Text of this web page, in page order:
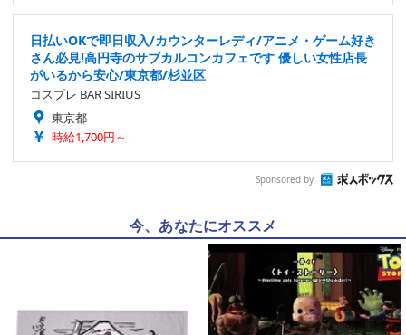
日払いOKで即日収入/カウンターレディ/アニメ・ゲーム好き
さん必見!高円寺のサブカルコンカフェです 優しい女性店長
がいるから安心/東京都/杉並区
コスプレ BAR SIRIUS
東京都
時給1,700円～
Sponsored by
今、あなたにオススメ